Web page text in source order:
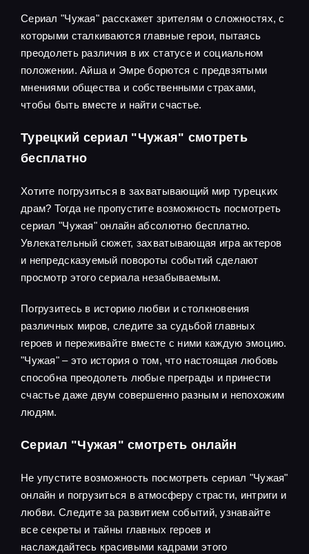
Сериал "Чужая" расскажет зрителям о сложностях, с
которыми сталкиваются главные герои, пытаясь
преодолеть различия в их статусе и социальном
положении. Айша и Эмре борются с предвзятыми
мнениями общества и собственными страхами,
чтобы быть вместе и найти счастье.
Турецкий сериал "Чужая" смотреть
бесплатно
Хотите погрузиться в захватывающий мир турецких
драм? Тогда не пропустите возможность посмотреть
сериал "Чужая" онлайн абсолютно бесплатно.
Увлекательный сюжет, захватывающая игра актеров
и непредсказуемый повороты событий сделают
просмотр этого сериала незабываемым.
Погрузитесь в историю любви и столкновения
различных миров, следите за судьбой главных
героев и переживайте вместе с ними каждую эмоцию.
"Чужая" – это история о том, что настоящая любовь
способна преодолеть любые преграды и принести
счастье даже двум совершенно разным и непохожим
людям.
Сериал "Чужая" смотреть онлайн
Не упустите возможность посмотреть сериал "Чужая"
онлайн и погрузиться в атмосферу страсти, интриги и
любви. Следите за развитием событий, узнавайте
все секреты и тайны главных героев и
наслаждайтесь красивыми кадрами этого